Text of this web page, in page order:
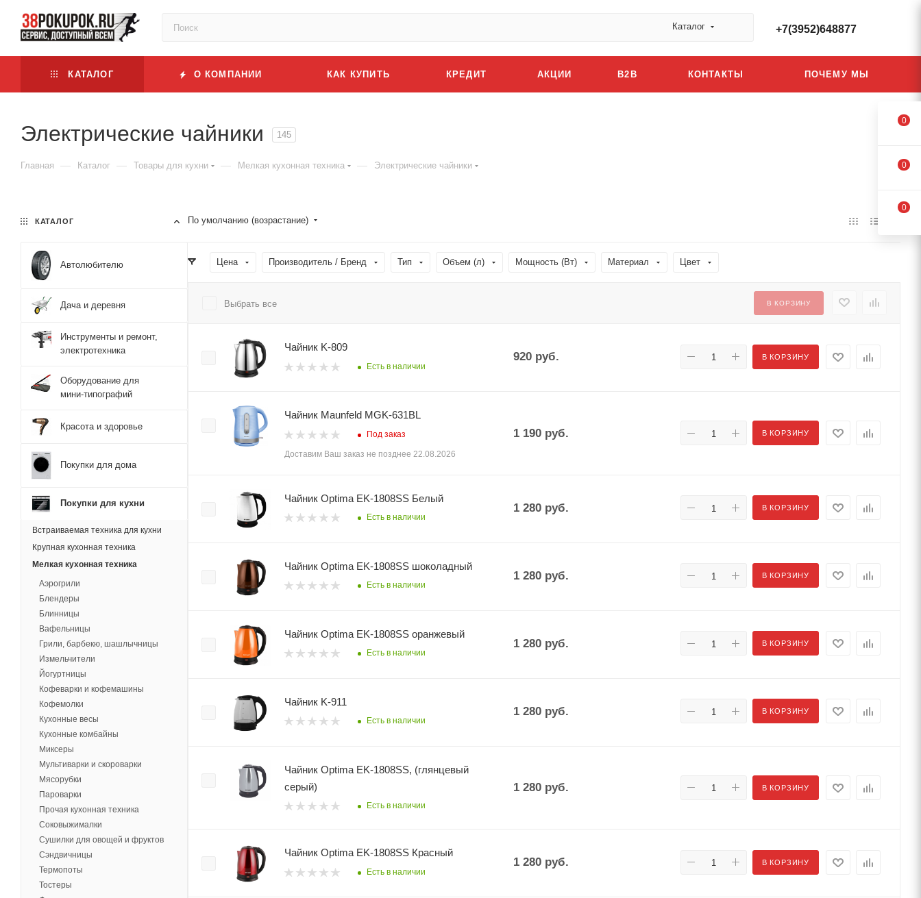
Каталог +7(3952)648877
КАТАЛОГ О КОМПАНИИ КАК КУПИТЬ КРЕДИТ АКЦИИ B2B КОНТАКТЫ ПОЧЕМУ МЫ
Электрические чайники 145
Главная — Каталог — Товары для кухни — Мелкая кухонная техника — Электрические чайники
По умолчанию (возрастание)
Цена Производитель / Бренд Тип Объем (л) Мощность (Вт) Материал Цвет
Выбрать все В КОРЗИНУ
Чайник K-809
Есть в наличии
920руб. В КОРЗИНУ
Чайник Maunfeld MGK-631BL
Под заказ
Доставим Ваш заказ не позднее 22.08.2026
1 190руб. В КОРЗИНУ
Чайник Optima EK-1808SS Белый
Есть в наличии
1 280руб. В КОРЗИНУ
Чайник Optima EK-1808SS шоколадный
Есть в наличии
1 280руб. В КОРЗИНУ
Чайник Optima EK-1808SS оранжевый
Есть в наличии
1 280руб. В КОРЗИНУ
Чайник K-911
Есть в наличии
1 280руб. В КОРЗИНУ
Чайник Optima EK-1808SS, (глянцевый
серый)
Есть в наличии
1 280руб. В КОРЗИНУ
Чайник Optima EK-1808SS Красный
Есть в наличии
1 280руб. В КОРЗИНУ
КАТАЛОГ
Автолюбителю
Дача и деревня
Инструменты и ремонт,
электротехника
Оборудование для
мини-типографий
Красота и здоровье
Покупки для дома
Покупки для кухни
Встраиваемая техника для кухни
Крупная кухонная техника
Мелкая кухонная техника
Аэрогрили
Блендеры
Блинницы
Вафельницы
Грили, барбекю, шашлычницы
Измельчители
Йогуртницы
Кофеварки и кофемашины
Кофемолки
Кухонные весы
Кухонные комбайны
Миксеры
Мультиварки и скороварки
Мясорубки
Пароварки
Прочая кухонная техника
Соковыжималки
Сушилки для овощей и фруктов
Сэндвичницы
Термопоты
Тостеры
0
0
0